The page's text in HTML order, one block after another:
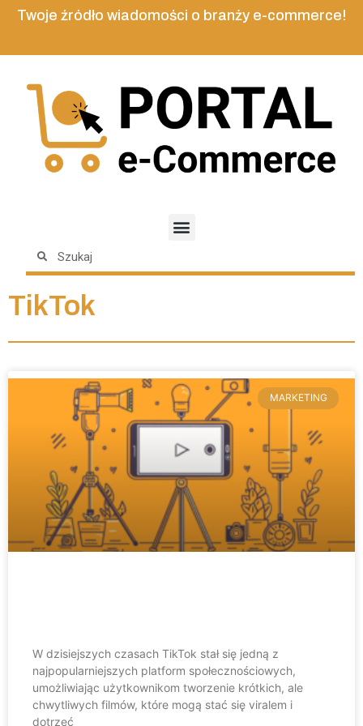
Twoje źródło wiadomości o branży e-commerce!
TikTok
MARKETING
W dzisiejszych czasach TikTok stał się jedną z
najpopularniejszych platform społecznościowych,
umożliwiając użytkownikom tworzenie krótkich, ale
chwytliwych filmów, które mogą stać się viralem i
dotrzeć